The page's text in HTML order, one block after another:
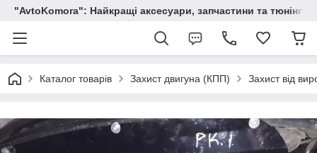
"AvtoKomora": Найкращі аксесуари, запчастини та тюнінг
Каталог товарів Захист двигуна (КПП) Захист від